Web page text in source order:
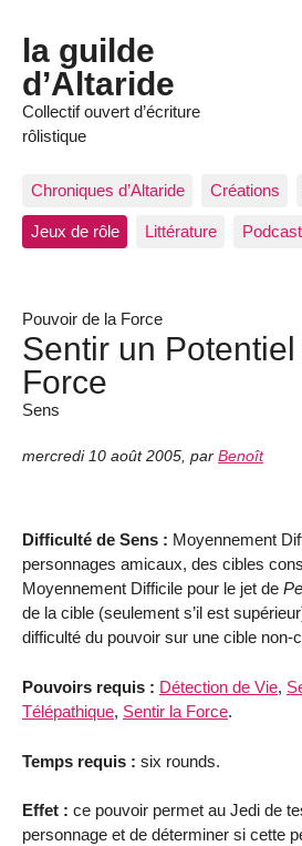
la guilde
d’Altaride
Collectif ouvert d’écriture
rôlistique
Chroniques d’Altaride Créations
Jeux de rôle Littérature
Pouvoir de la Force
Sentir un
Force
Sens
mercredi 10 août 2005 par Benoît
Difficulté de Sens : Moyennement
personnages amicaux, des cibles
Moyennement Difficile pour le jet de
de la cible (seulement s’il est
difficulté du pouvoir sur une cible non-
Pouvoirs requis : Détection de Vie,
Télépathique, Sentir la Force.
Temps requis : six rounds.
Effet : ce pouvoir permet au Jedi de
personnage et de déterminer si cette